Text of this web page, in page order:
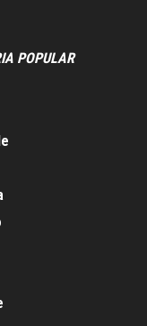
POPULAR